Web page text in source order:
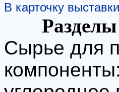
В карточку
Сырье для